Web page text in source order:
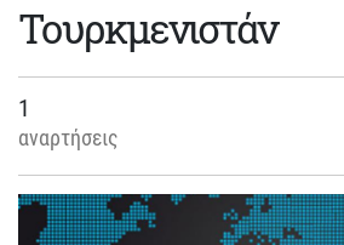
Τουρκμενιστάν
1
αναρτήσεις